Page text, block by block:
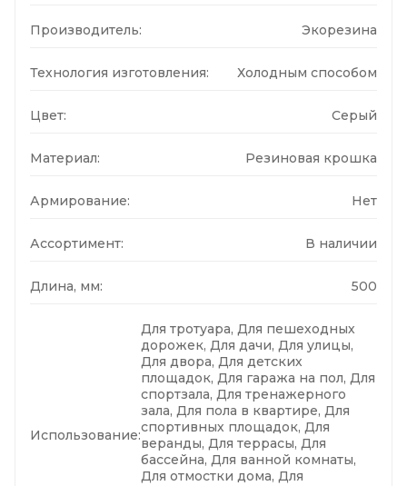
Производитель: Экорезина
Технология изготовления: Холодным способом
Цвет: Серый
Материал: Резиновая крошка
Армирование: Нет
Ассортимент: В наличии
Длина, мм: 500
Использование:
Для тротуара, Для пешеходных
дорожек, Для дачи, Для улицы,
Для двора, Для детских
площадок, Для гаража на пол, Для
спортзала, Для тренажерного
зала, Для пола в квартире, Для
спортивных площадок, Для
веранды, Для террасы, Для
бассейна, Для ванной комнаты,
Для отмостки дома, Для